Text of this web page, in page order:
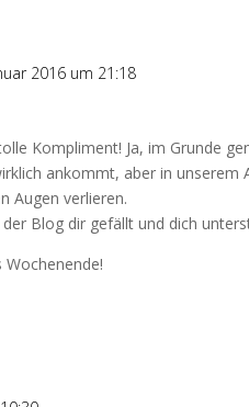
2016 um 21:18
Kompliment! Ja, im Grunde
ankommt, aber in unserem
Augen verlieren.
Blog dir gefällt und dich
Wochenende!